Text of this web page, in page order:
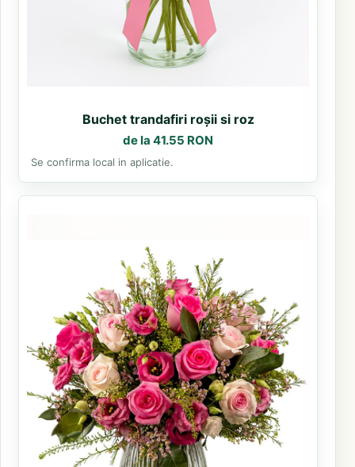
Buchet trandafiri roșii si roz
de la 41.55 RON
Se confirma local in aplicatie.